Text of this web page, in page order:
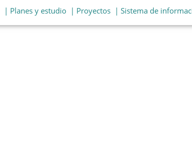
| Planes y estudio | Proyectos | Sistema de